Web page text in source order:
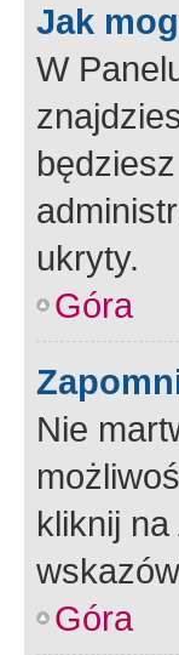
Jak
W
ukryty.
Góra
Nie
kliknij na
Góra